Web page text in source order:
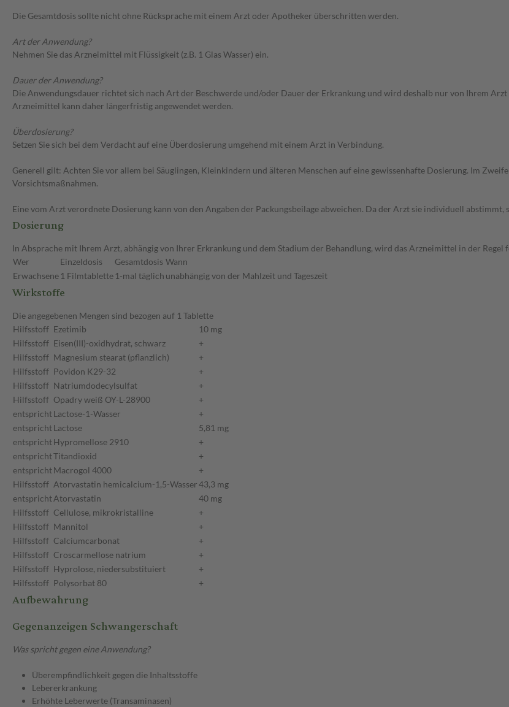
Die Gesamtdosis sollte nicht ohne Rücksprache mit einem Arzt oder Apotheker überschritten werden.
Art der Anwendung?
Nehmen Sie das Arzneimittel mit Flüssigkeit (z.B. 1 Glas Wasser) ein.
Dauer der Anwendung?
Die Anwendungsdauer richtet sich nach Art der Beschwerde und/oder Dauer der Erkrankung und wird deshalb nur von Ihrem
Arzneimittel kann daher längerfristig angewendet werden.
Überdosierung?
Setzen Sie sich bei dem Verdacht auf eine Überdosierung umgehend mit einem Arzt in Verbindung.
Generell gilt: Achten Sie vor allem bei Säuglingen, Kleinkindern und älteren Menschen auf eine gewissenhafte Dosierung. Im
Vorsichtsmaßnahmen.
Eine vom Arzt verordnete Dosierung kann von den Angaben der Packungsbeilage abweichen. Da der Arzt sie individuell
Dosierung
In Absprache mit Ihrem Arzt, abhängig von Ihrer Erkrankung und dem Stadium der Behandlung, wird das Arzneimittel in der Regel
Wer
Einzeldosis Gesamtdosis Wann
Erwachsene 1 Filmtablette 1-mal täglich unabhängig von der Mahlzeit und Tageszeit
Wirkstoffe
Die angegebenen Mengen sind bezogen auf 1 Tablette
Hilfsstoff Ezetimib
10 mg
Hilfsstoff Eisen(III)-oxidhydrat, schwarz
+
Hilfsstoff Magnesium stearat (pflanzlich)
+
Hilfsstoff Povidon K29-32
+
Hilfsstoff Natriumdodecylsulfat
+
Hilfsstoff Opadry weiß OY-L-28900
+
entsprichtLactose-1-Wasser
+
entsprichtLactose
5,81 mg
entsprichtHypromellose 2910
+
entsprichtTitandioxid
+
entsprichtMacrogol 4000
+
Hilfsstoff Atorvastatin hemicalcium-1,5-Wasser43,3 mg
entsprichtAtorvastatin
40 mg
Hilfsstoff Cellulose, mikrokristalline
+
Hilfsstoff Mannitol
+
Hilfsstoff Calciumcarbonat
+
Hilfsstoff Croscarmellose natrium
+
Hilfsstoff Hyprolose, niedersubstituiert
+
Hilfsstoff Polysorbat 80 +
Aufbewahrung
Gegenanzeigen Schwangerschaft
Was spricht gegen eine Anwendung?
Überempfindlichkeit gegen die Inhaltsstoffe
Lebererkrankung
Erhöhte Leberwerte (Transaminasen)